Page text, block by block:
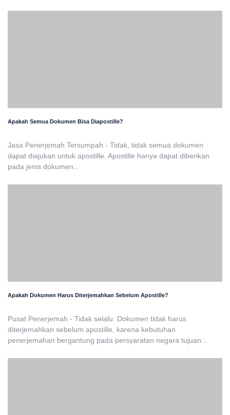
Apakah Semua Dokumen Bisa Diapostille?
Jasa Penerjemah Tersumpah - Tidak, tidak semua dokumen
dapat diajukan untuk apostille. Apostille hanya dapat diberikan
pada jenis dokumen...
Apakah Dokumen Harus Diterjemahkan Sebelum Apostille?
Pusat Penerjemah - Tidak selalu. Dokumen tidak harus
diterjemahkan sebelum apostille, karena kebutuhan
penerjemahan bergantung pada persyaratan negara tujuan...